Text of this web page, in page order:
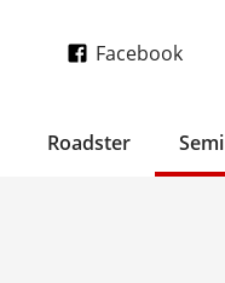
Facebook
Roadster Semi